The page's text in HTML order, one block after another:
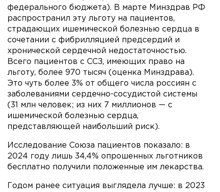
федерального бюджета). В марте Минздрав РФ
распространил эту льготу на пациентов,
страдающих ишемической болезнью сердца в
сочетании с фибрилляцией предсердий и
хронической сердечной недостаточностью.
Всего пациентов с ССЗ, имеющих право на
льготу, более 970 тысяч (оценка Минздрава).
Это чуть более 3% от общего числа россиян с
заболеваниями сердечно-сосудистой системы
(31 млн человек; из них 7 миллионов — с
ишемической болезнью сердца,
представляющей наибольший риск).
Исследование Союза пациентов показало: в
2024 году лишь 34,4% опрошенных льготников
бесплатно получили положенные им лекарства.
Годом ранее ситуация выглядела лучше: в 2023